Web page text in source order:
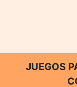
JUEGOS